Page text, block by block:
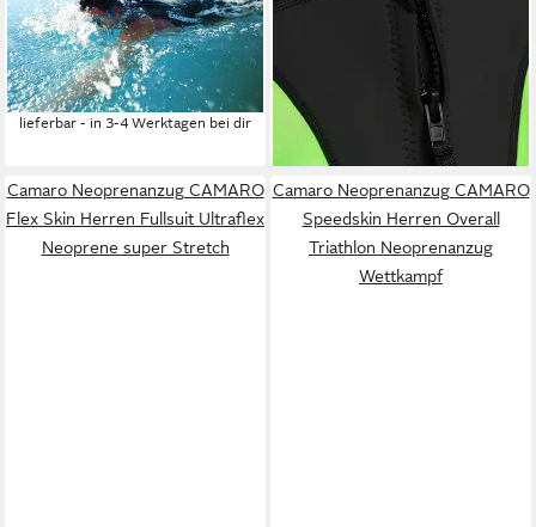
Speed Swim Damen Triathlon
Shorty Neoprenanzug
Schwimmen
109,95 €
lieferbar - in 3-4 Werktagen bei dir
50,00 €
lieferbar - in 2-3 Werktagen bei dir
Camaro Neoprenanzug CAMARO
Flex Skin Herren Fullsuit Ultraflex
Neoprene super Stretch
Camaro Neoprenanzug CAMARO
Speedskin Herren Overall
Triathlon Neoprenanzug
Wettkampf